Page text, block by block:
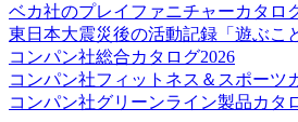
ベカ社のプレイファニチャーカタロ
東日本大震災後の活動記録「遊ぶこ
コンパン社総合カタログ2026
コンパン社フィットネス＆スポーツ
コンパン社グリーンライン製品カタ